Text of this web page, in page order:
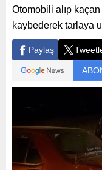
Otomobili alıp
kaybederek tarlaya
Paylaş